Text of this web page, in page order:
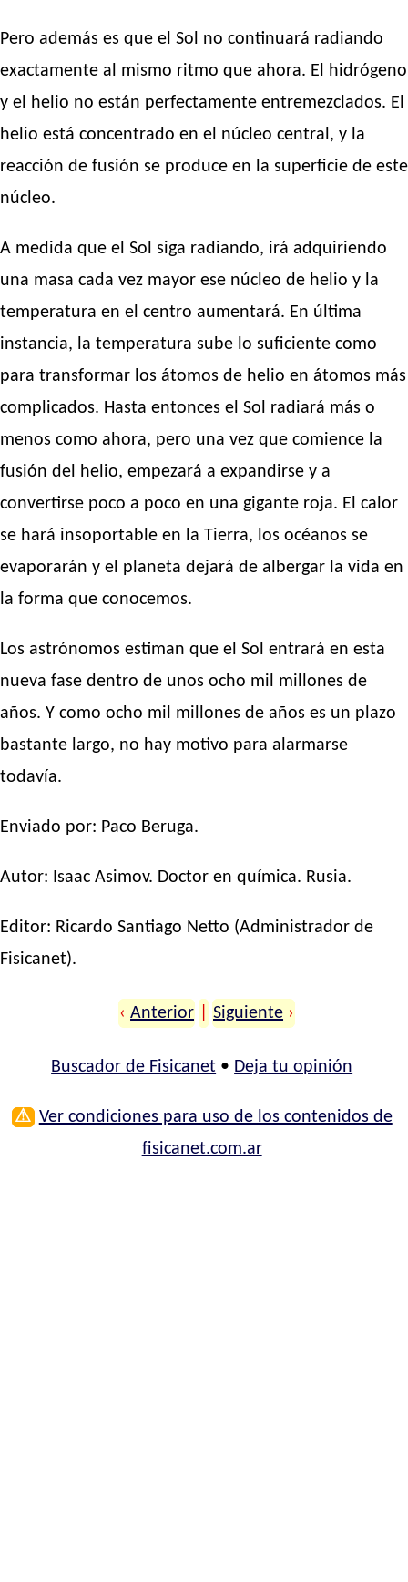
Pero además es que el Sol no continuará radiando
exactamente al mismo ritmo que ahora. El hidrógeno
y el helio no están perfectamente entremezclados. El
helio está concentrado en el núcleo central, y la
reacción de fusión se produce en la superficie de este
núcleo.
A medida que el Sol siga radiando, irá adquiriendo
una masa cada vez mayor ese núcleo de helio y la
temperatura en el centro aumentará. En última
instancia, la temperatura sube lo suficiente como
para transformar los átomos de helio en átomos más
complicados. Hasta entonces el Sol radiará más o
menos como ahora, pero una vez que comience la
fusión del helio, empezará a expandirse y a
convertirse poco a poco en una gigante roja. El calor
se hará insoportable en la Tierra, los océanos se
evaporarán y el planeta dejará de albergar la vida en
la forma que conocemos.
Los astrónomos estiman que el Sol entrará en esta
nueva fase dentro de unos ocho mil millones de
años. Y como ocho mil millones de años es un plazo
bastante largo, no hay motivo para alarmarse
todavía.
Enviado por: Paco Beruga.
Autor: Isaac Asimov. Doctor en química. Rusia.
Editor: Ricardo Santiago Netto (Administrador de
Fisicanet).
‹ Anterior Siguiente ›
Buscador de Fisicanet • Deja tu opinión
⚠ Ver condiciones para uso de los contenidos de
fisicanet.com.ar